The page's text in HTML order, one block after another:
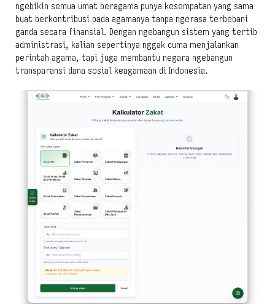
ngebikin semua umat beragama punya kesempatan yang sama
buat berkontribusi pada agamanya tanpa ngerasa terbebani
ganda secara finansial. Dengan ngebangun sistem yang tertib
administrasi, kalian sepertinya nggak cuma menjalankan
perintah agama, tapi juga membantu negara ngebangun
transparansi dana sosial keagamaan di Indonesia.